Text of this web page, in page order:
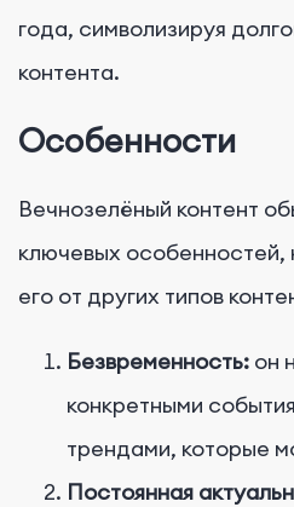
года, символизируя
контента.
Особенности
Вечнозелёный контент
ключевых особенностей,
его от других типов
Безвременность: он
конкретными
трендами, которые
Постоянная